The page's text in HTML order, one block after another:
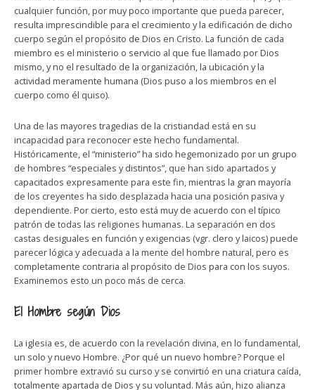
cualquier función, por muy poco importante que pueda parecer,
resulta imprescindible para el crecimiento y la edificación de dicho
cuerpo según el propósito de Dios en Cristo. La función de cada
miembro es el ministerio o servicio al que fue llamado por Dios
mismo, y no el resultado de la organización, la ubicación y la
actividad meramente humana (Dios puso a los miembros en el
cuerpo como él quiso).
Una de las mayores tragedias de la cristiandad está en su
incapacidad para reconocer este hecho fundamental.
Históricamente, el “ministerio” ha sido hegemonizado por un grupo
de hombres “especiales y distintos”, que han sido apartados y
capacitados expresamente para este fin, mientras la gran mayoría
de los creyentes ha sido desplazada hacia una posición pasiva y
dependiente. Por cierto, esto está muy de acuerdo con el típico
patrón de todas las religiones humanas. La separación en dos
castas desiguales en función y exigencias (vgr. clero y laicos) puede
parecer lógica y adecuada a la mente del hombre natural, pero es
completamente contraria al propósito de Dios para con los suyos.
Examinemos esto un poco más de cerca.
El Hombre según Dios
La iglesia es, de acuerdo con la revelación divina, en lo fundamental,
un solo y nuevo Hombre. ¿Por qué un nuevo hombre? Porque el
primer hombre extravió su curso y se convirtió en una criatura caída,
totalmente apartada de Dios y su voluntad. Más aún, hizo alianza